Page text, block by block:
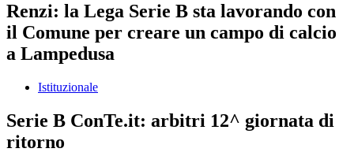
Renzi: la Lega Serie B sta lavorando con
il Comune per creare un campo di calcio
a Lampedusa
Istituzionale
Serie B ConTe.it: arbitri 12^ giornata di
ritorno